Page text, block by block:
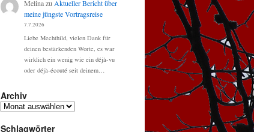
Melinazu Aktueller Bericht über
meine jüngste Vortragsreise
7.7.2026
Liebe Mechthild, vielen Dank für
deinen bestärkenden Worte, es war
wirklich ein wenig wie ein déjà-vu
oder déjà-écouté seit deinem…
Archiv
Archiv
Schlagwörter